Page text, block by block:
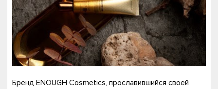
Бренд ENOUGH Cosmetics, прославившийся своей